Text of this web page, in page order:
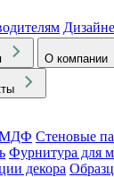
О компании
МДФ Стеновые
Фурнитура для
декора